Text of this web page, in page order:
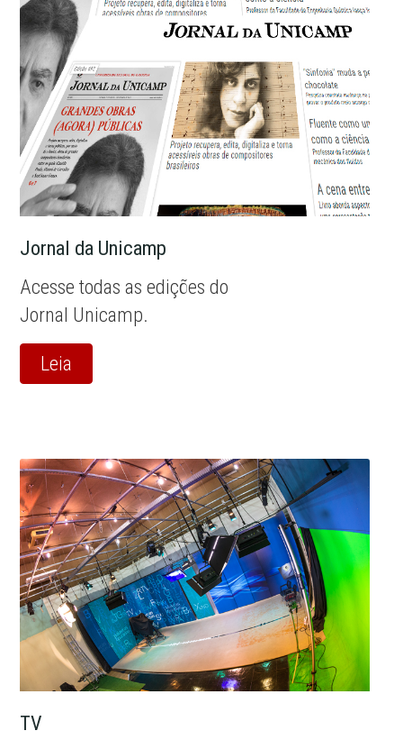
Jornal da Unicamp
Acesse todas as edições do
Jornal Unicamp.
Leia
TV